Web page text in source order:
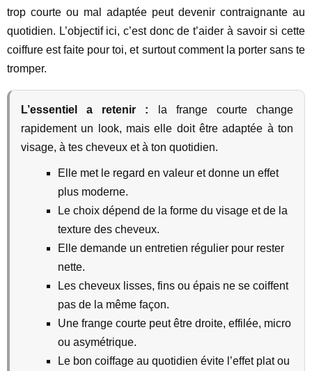
trop courte ou mal adaptée peut devenir contraignante au
quotidien. L’objectif ici, c’est donc de t’aider à savoir si cette
coiffure est faite pour toi, et surtout comment la porter sans te
tromper.
L’essentiel a retenir : la frange courte change
rapidement un look, mais elle doit être adaptée à ton
visage, à tes cheveux et à ton quotidien.
Elle met le regard en valeur et donne un effet
plus moderne.
Le choix dépend de la forme du visage et de la
texture des cheveux.
Elle demande un entretien régulier pour rester
nette.
Les cheveux lisses, fins ou épais ne se coiffent
pas de la même façon.
Une frange courte peut être droite, effilée, micro
ou asymétrique.
Le bon coiffage au quotidien évite l’effet plat ou